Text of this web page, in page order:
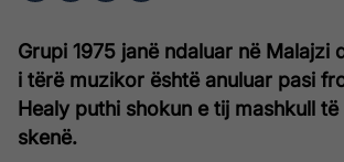
Grupi 1975 janë ndaluar në Malajzi
i tërë muzikor është anuluar pasi
Healy puthi shokun e tij mashkull
skenë.